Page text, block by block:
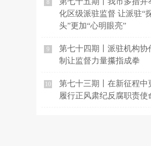
8
化区级派驻监督 让派驻“
头”更加“心明眼亮”
9
第七十四期丨派驻机构协
制让监督力量攥指成拳
10
第七十三期丨在新征程中
履行正风肃纪反腐职责使